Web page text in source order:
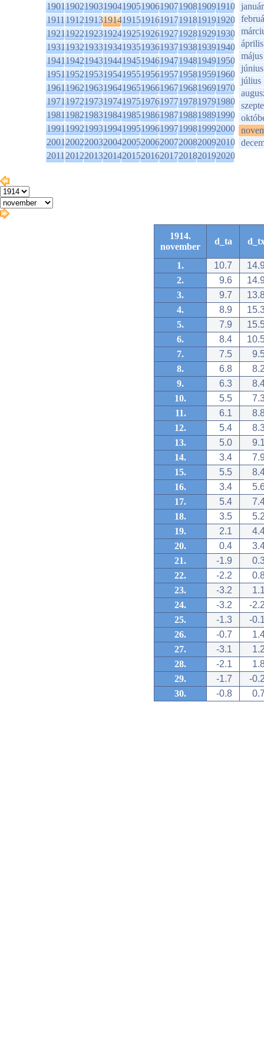
1901190219031904190519061907190819091910
1911191219131914191519161917191819191920
1921192219231924192519261927192819291930
1931193219331934193519361937193819391940
1941194219431944194519461947194819491950
1951195219531954195519561957195819591960
1961196219631964196519661967196819691970
1971197219731974197519761977197819791980
1981198219831984198519861987198819891990
1991199219931994199519961997199819992000
2001200220032004200520062007200820092010
2011201220132014201520162017201820192020
január
április
május
június
július
1914.
november
d_ta
1. 10.7
2.
9.6
3.
9.7
4.
8.9
5.
7.9
6.
8.4
7.
7.5
8.
6.8
9.
6.3
10.
5.5
11.
6.1
12.
5.4
13.
5.0
14.
3.4
15.
5.5
16.
3.4
17.
5.4
18.
3.5
19.
2.1
20.
0.4
21.
-1.9
22.
-2.2
23.
-3.2
24.
-3.2
-
25.
-1.3
-
26.
-0.7
27.
-3.1
28.
-2.1
29.
-1.7
-
30.
-0.8